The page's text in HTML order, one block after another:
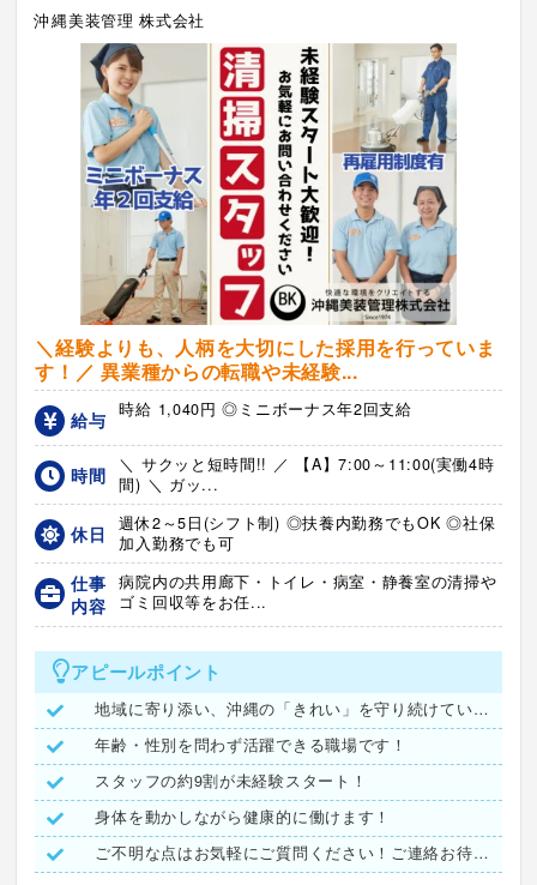
沖縄美装管理 株式会社
＼経験よりも、人柄を大切にした採用を行っていま
す！／ 異業種からの転職や未経験...
給与 時給 1,040円 ◎ミニボーナス年2回支給
時間
＼ サクッと短時間!! ／ 【A】7:00～11:00(実働4時
間) ＼ ガッ...
休日
週休2～5日(シフト制) ◎扶養内勤務でもOK ◎社保
加入勤務でも可
仕事
内容
病院内の共用廊下・トイレ・病室・静養室の清掃や
ゴミ回収等をお任...
アピールポイント
地域に寄り添い、沖縄の「きれい」を守り続けています。
年齢・性別を問わず活躍できる職場です！
スタッフの約9割が未経験スタート！
身体を動かしながら健康的に働けます！
ご不明な点はお気軽にご質問ください！ご連絡お待ちしています♪